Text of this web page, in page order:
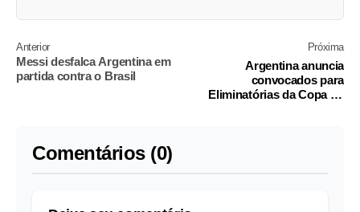
Anterior
Messi desfalca Argentina em
partida contra o Brasil
Próxima
Argentina anuncia
convocados para
Eliminatórias da Copa do
Comentários (0)